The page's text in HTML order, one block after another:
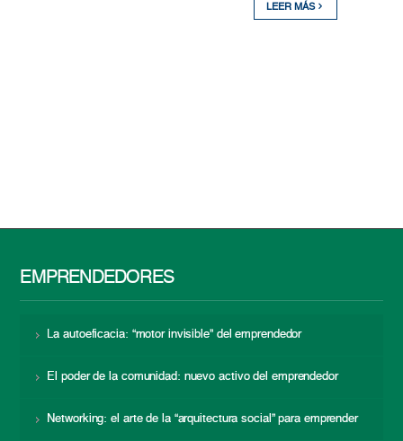
LEER MÁS
EMPRENDEDORES
La autoeficacia: “motor invisible” del emprendedor
El poder de la comunidad: nuevo activo del emprendedor
Networking: el arte de la “arquitectura social” para emprender